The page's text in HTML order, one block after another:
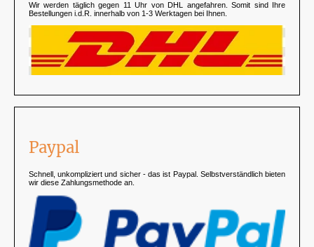
Wir werden täglich gegen 11 Uhr von DHL angefahren. Somit sind Ihre
Bestellungen i.d.R. innerhalb von 1-3 Werktagen bei Ihnen.
Paypal
Schnell, unkompliziert und sicher - das ist Paypal. Selbstverständlich bieten
wir diese Zahlungsmethode an.